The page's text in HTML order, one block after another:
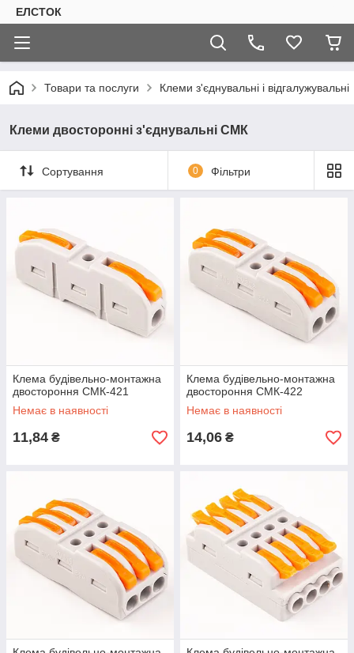
ЕЛСТОК
Товари та послуги Клеми з'єднувальні і відгалужувальні
Клеми двосторонні з'єднувальні СМК
Сортування 0 Фільтри
Клема будiвельно-монтажна
двостороння СМК-421
Немає в наявності
11,84 ₴
Клема будiвельно-монтажна
двостороння СМК-422
Немає в наявності
14,06 ₴